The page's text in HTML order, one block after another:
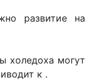
развитие на
холедоха мо­гут
к .